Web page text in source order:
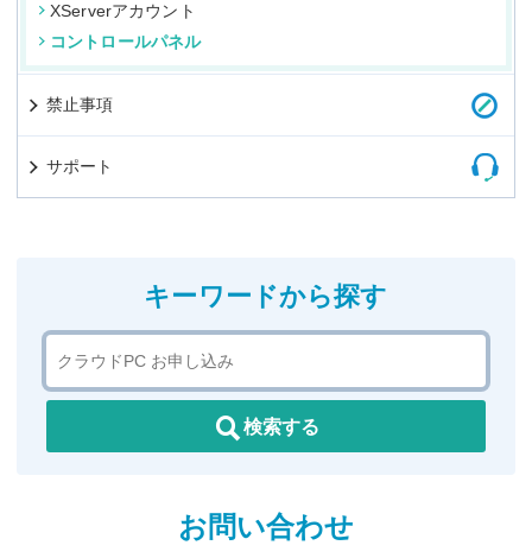
XServerアカウント
コントロールパネル
禁止事項
サポート
キーワードから探す
検索する
お問い合わせ